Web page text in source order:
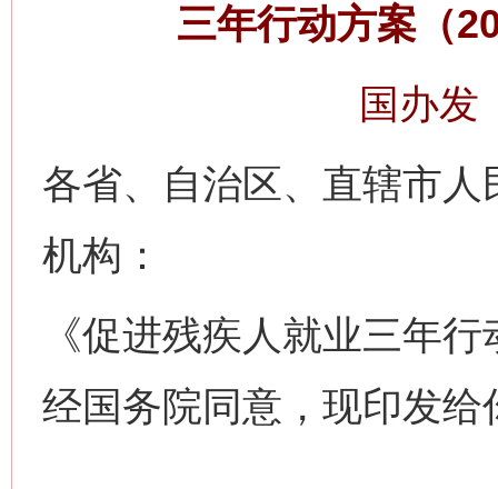
三年行动方案（
国办发
各省、自治区、直辖市
机构：
《促进残疾人就业三年
经国务院同意，现印发